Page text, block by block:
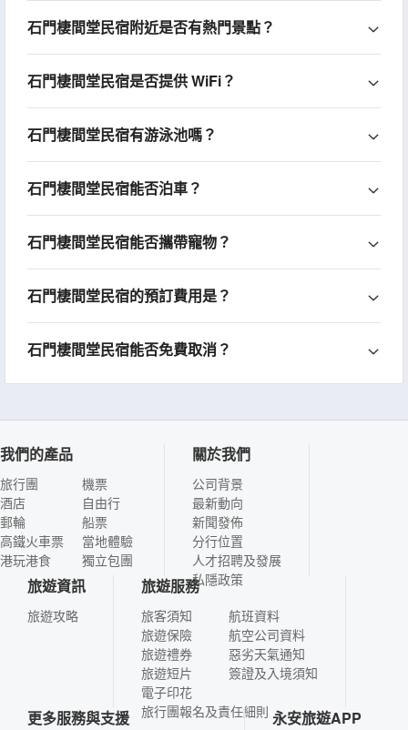
石門棲間堂民宿附近是否有熱門景點？
石門棲間堂民宿是否提供 WiFi？
石門棲間堂民宿有游泳池嗎？
石門棲間堂民宿能否泊車？
石門棲間堂民宿能否攜帶寵物？
石門棲間堂民宿的預訂費用是？
石門棲間堂民宿能否免費取消？
我們的產品
旅行團
酒店
郵輪
高鐵火車票
港玩港食
機票
自由行
船票
當地體驗
獨立包團
關於我們
公司背景
最新動向
新聞發佈
分行位置
人才招聘及發展
私隱政策
旅遊資訊
旅遊攻略
旅遊服務
旅客須知
旅遊保險
旅遊禮券
旅遊短片
電子印花
航班資料
航空公司資料
惡劣天氣通知
簽證及入境須知
旅行團報名及責任細則
更多服務與支援 永安旅遊APP